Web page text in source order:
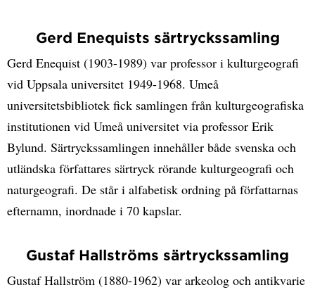
Gerd Enequists särtryckssamling
Gerd Enequist (1903-1989) var professor i kulturgeografi
vid Uppsala universitet 1949-1968. Umeå
universitetsbibliotek fick samlingen från kulturgeografiska
institutionen vid Umeå universitet via professor Erik
Bylund. Särtryckssamlingen innehåller både svenska och
utländska författares särtryck rörande kulturgeografi och
naturgeografi. De står i alfabetisk ordning på författarnas
efternamn, inordnade i 70 kapslar.
Gustaf Hallströms särtryckssamling
Gustaf Hallström (1880-1962) var arkeolog och antikvarie